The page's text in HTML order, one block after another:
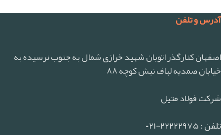
آدرس و تلفن
اصفهان کنارگذر اتوبان شهید خرازی شمال به جنوب نرسیده به
خیابان صمدیه لباف نبش کوچه ۸۸
شرکت فولاد متیل
تلفن : ۲۲۲۲۲۹۷۵-۰۲۱